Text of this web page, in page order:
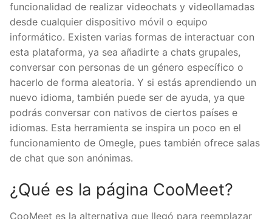
funcionalidad de realizar videochats y videollamadas
desde cualquier dispositivo móvil o equipo
informático. Existen varias formas de interactuar con
esta plataforma, ya sea añadirte a chats grupales,
conversar con personas de un género específico o
hacerlo de forma aleatoria. Y si estás aprendiendo un
nuevo idioma, también puede ser de ayuda, ya que
podrás conversar con nativos de ciertos países e
idiomas. Esta herramienta se inspira un poco en el
funcionamiento de Omegle, pues también ofrece salas
de chat que son anónimas.
¿Qué es la página CooMeet?
CooMeet es la alternativa que llegó para reemplazar